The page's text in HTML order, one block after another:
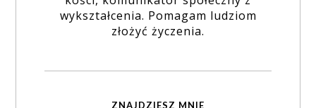
wykształcenia. Pomagam ludziom
złożyć życzenia.
ZNAJDZIESZ MNIE